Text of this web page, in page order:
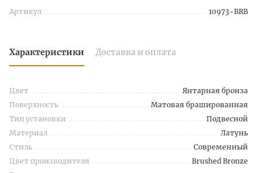
Артикул 10973-BRB
Характеристики Доставка и оплата
Цвет
Янтарная бронза
Поверхность
Матовая брашированная
Тип установки
Подвесной
Материал
Латунь
Стиль
Современный
Цвет производителя
Brushed Bronze